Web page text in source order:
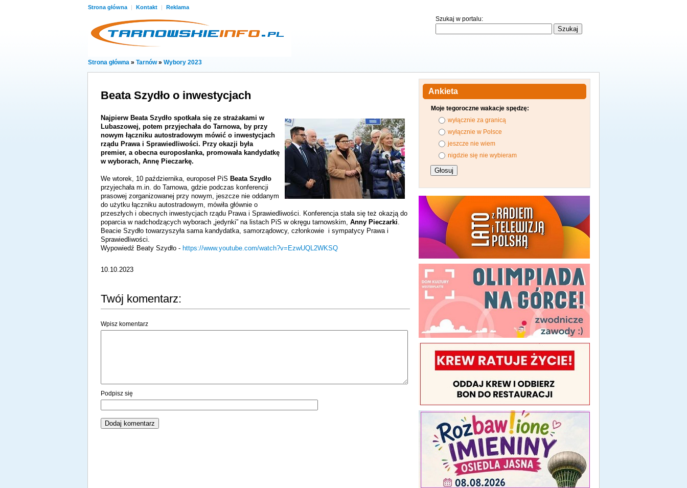
Strona główna | Kontakt | Reklama
Szukaj w portalu:
Strona główna » Tarnów» Wybory 2023
Beata Szydło o inwestycjach
Najpierw Beata Szydło spotkała się ze strażakami w
Lubaszowej, potem przyjechała do Tarnowa, by przy
nowym łączniku autostradowym mówić o inwestycjach
rządu Prawa i Sprawiedliwości. Przy okazji była
premier, a obecna europosłanka, promowała kandydatkę
w wyborach, Annę Pieczarkę.
We wtorek, 10 października, europoseł PiS Beata Szydło
przyjechała m.in. do Tarnowa, gdzie podczas konferencji
prasowej zorganizowanej przy nowym, jeszcze nie oddanym
do użytku łączniku autostradowym, mówiła głównie o
przeszłych i obecnych inwestycjach rządu Prawa i Sprawiedliwości. Konferencja stała się też okazją do
poparcia w nadchodzących wyborach „jedynki” na listach PiS w okręgu tarnowskim, Anny Pieczarki.
Beacie Szydło towarzyszyła sama kandydatka, samorządowcy, członkowie i sympatycy Prawa i
Sprawiedliwości.
Wypowiedź Beaty Szydło - https://www.youtube.com/watch?v=EzwUQL2WKSQ
10.10.2023
Twój komentarz:
Wpisz komentarz
Podpisz się
Ankieta
Moje tegoroczne wakacje spędzę:
wyłącznie za granicą
wyłącznie w Polsce
jeszcze nie wiem
nigdzie się nie wybieram